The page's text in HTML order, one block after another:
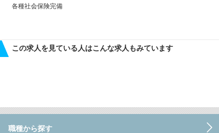
各種社会保険完備
この求人を見ている人はこんな求人もみています
職種から探す